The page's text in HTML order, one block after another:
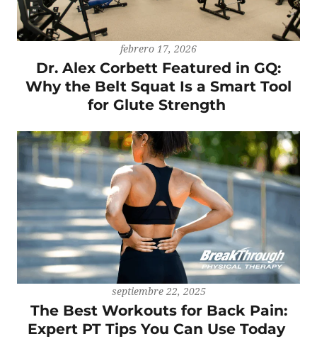
febrero 17, 2026
Dr. Alex Corbett Featured in GQ:
Why the Belt Squat Is a Smart Tool
for Glute Strength
septiembre 22, 2025
The Best Workouts for Back Pain:
Expert PT Tips You Can Use Today